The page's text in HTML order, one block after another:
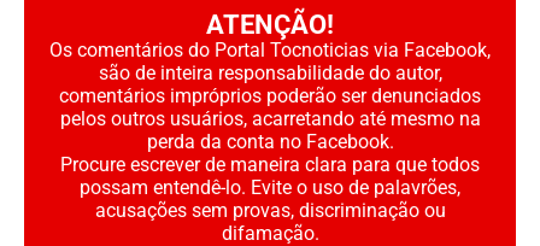
ATENÇÃO!
Os comentários do Portal Tocnoticias via Facebook,
são de inteira responsabilidade do autor,
comentários impróprios poderão ser denunciados
pelos outros usuários, acarretando até mesmo na
perda da conta no Facebook.
Procure escrever de maneira clara para que todos
possam entendê-lo. Evite o uso de palavrões,
acusações sem provas, discriminação ou
difamação.